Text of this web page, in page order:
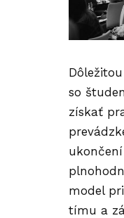
so
získať
model
tímu a